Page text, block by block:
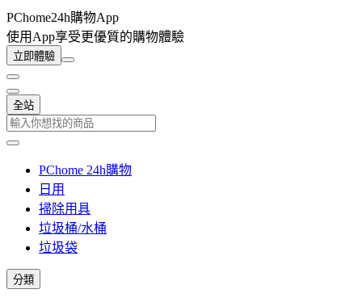
PChome24h購物App
使用App享受更優質的購物體驗
立即體驗
全站
PChome 24h購物
日用
掃除用具
垃圾桶/水桶
垃圾袋
分類